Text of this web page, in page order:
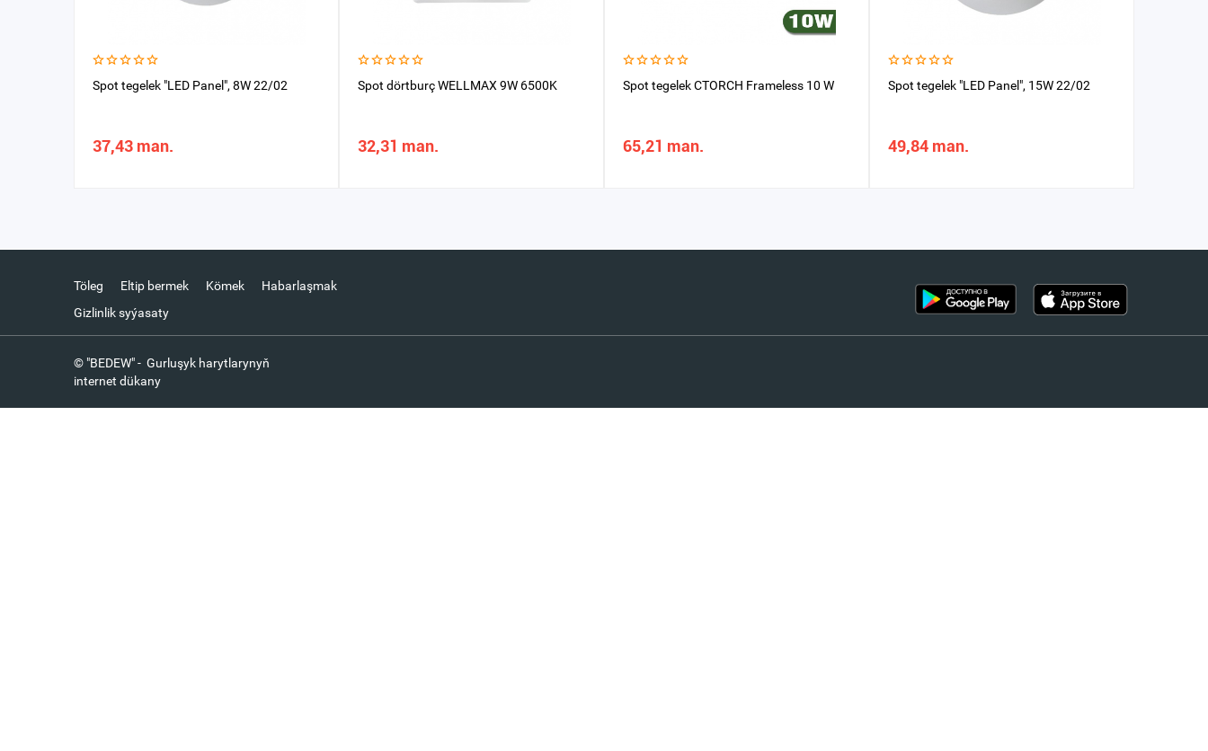
Spot tegelek "LED Panel", 8W 22/02
37,43 man.
Spot dörtburç WELLMAX 9W 6500K
32,31 man.
Spot tegelek CTORCH Frameless 10 W
65,21 man.
Spot tegelek "LED Panel", 15W 22/02
49,84 man.
Töleg Eltip bermek Kömek
Habarlaşmak
Gizlinlik syýasaty
© "BEDEW" - Gurluşyk harytlarynyň
internet dükany